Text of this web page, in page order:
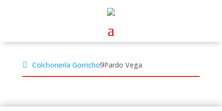
Colchonería Gorricho Pardo Vega